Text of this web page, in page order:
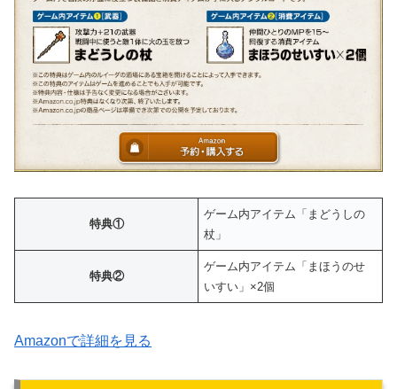
特典①
ゲーム内アイテム「まどうしの
杖」
特典②
ゲーム内アイテム「まほうのせ
いすい」×2個
Amazonで詳細を見る